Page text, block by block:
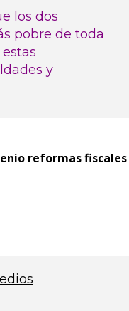
los dos
pobre de toda
y
reformas fiscales